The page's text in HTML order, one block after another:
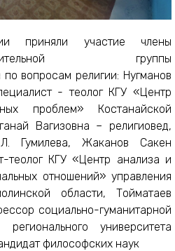
приняли участие члены
группы
по вопросам религии: Нугманов
- теолог КГУ «Центр
проблем» Костанайской
Вагизовна – религиовед,
Гумилева, Жаканов Сакен
теолог КГУ «Центр анализа и
отношений» управления
области, Тойматаев
социально-гуманитарной
университета
философских наук